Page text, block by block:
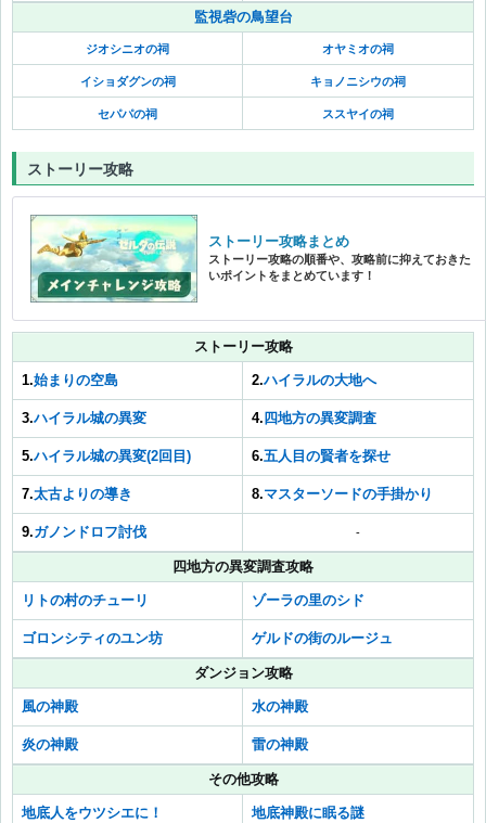
監視砦の鳥望台
ジオシニオの祠 オヤミオの祠
イショダグンの祠 キョノニシウの祠
セパパの祠 ススヤイの祠
ストーリー攻略
ストーリー攻略まとめ
ストーリー攻略の順番や、攻略前に抑えておきた
いポイントをまとめています！
ストーリー攻略
1.始まりの空島 2.ハイラルの大地へ
3.ハイラル城の異変 4. 四地方の異変調査
5.ハイラル城の異変(2回目) 6.五人目の賢者を探せ
7.太古よりの導き 8.マスターソードの手掛かり
9.ガノンドロフ討伐 -
四地方の異変調査攻略
リトの村のチューリ ゾーラの里のシド
ゴロンシティのユン坊 ゲルドの街のルージュ
ダンジョン攻略
風の神殿 水の神殿
炎の神殿 雷の神殿
その他攻略
地底人をウツシエに！ 地底神殿に眠る謎